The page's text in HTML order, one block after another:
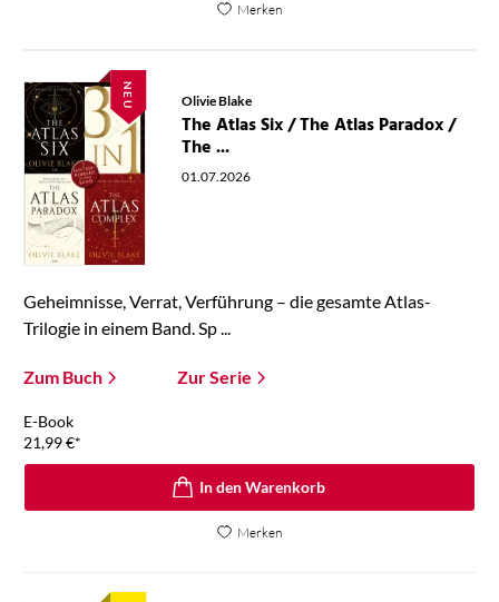
Merken
NEU Olivie Blake
The Atlas Six / The Atlas Paradox /
The ...
01.07.2026
Geheimnisse, Verrat, Verführung – die gesamte Atlas-
Trilogie in einem Band. Sp ...
Zum Buch Zur Serie
E-Book
21,99€*
In den Warenkorb
Merken